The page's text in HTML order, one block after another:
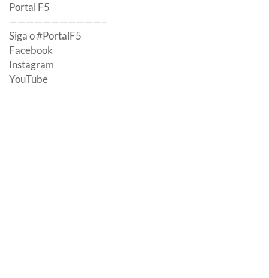
Portal F5
———————————–
Siga o #PortalF5
Facebook
Instagram
YouTube